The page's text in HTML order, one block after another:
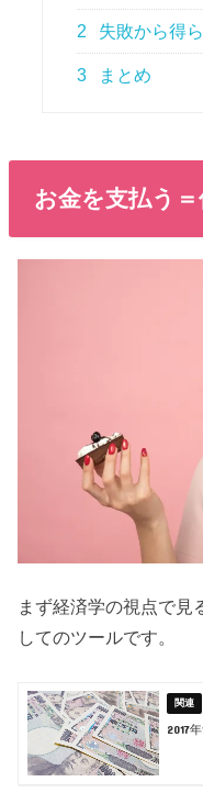
2 失敗から得
3 まとめ
お金を支払う
まず経済学の視点で見
してのツールです。
2017